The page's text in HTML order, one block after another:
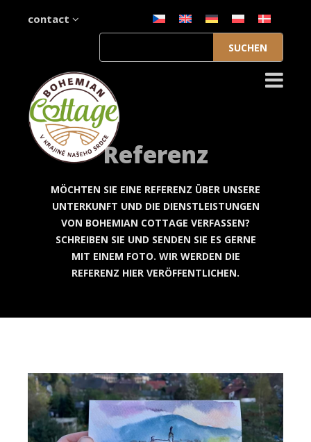
contact
nach:
Referenz
MÖCHTEN SIE EINE REFERENZ ÜBER UNSERE
UNTERKUNFT UND DIE DIENSTLEISTUNGEN
VON BOHEMIAN COTTAGE VERFASSEN?
SCHREIBEN SIE UND SENDEN SIE ES GERNE
MIT EINEM FOTO. WIR WERDEN DIE
REFERENZ HIER VERÖFFENTLICHEN.